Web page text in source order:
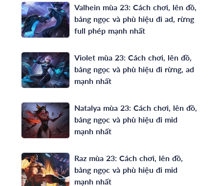
Valhein mùa 23: Cách chơi, lên đồ,
bảng ngọc và phù hiệu đi ad, rừng
full phép mạnh nhất
Violet mùa 23: Cách chơi, lên đồ,
bảng ngọc và phù hiệu đi rừng, ad
mạnh nhất
Natalya mùa 23: Cách chơi, lên đồ,
bảng ngọc và phù hiệu đi mid
mạnh nhất
Raz mùa 23: Cách chơi, lên đồ,
bảng ngọc và phù hiệu đi mid
mạnh nhất